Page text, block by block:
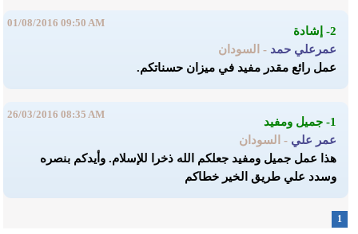
2- إشادة
عمرعلي حمد - السودان
01/08/2016 09:50 AM
عمل رائع مقدر مفيد في ميزان حسناتكم.
1- جميل ومفيد
عمر علي - السودان
26/03/2016 08:35 AM
هذا عمل جميل ومفيد جعلكم الله ذخرا للإسلام. وأيدكم بنصره
وسدد علي طريق الخير خطاكم
1